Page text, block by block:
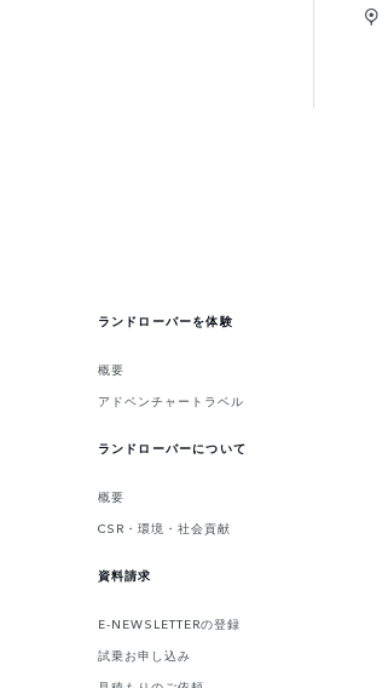
ランドローバーを体験
概要
アドベンチャートラベル
ランドローバーについて
概要
CSR・環境・社会貢献
資料請求
E-NEWSLETTERの登録
試乗お申し込み